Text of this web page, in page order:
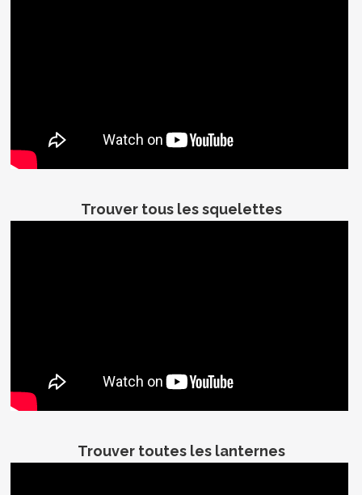
Trouver tous les squelettes
Trouver toutes les lanternes